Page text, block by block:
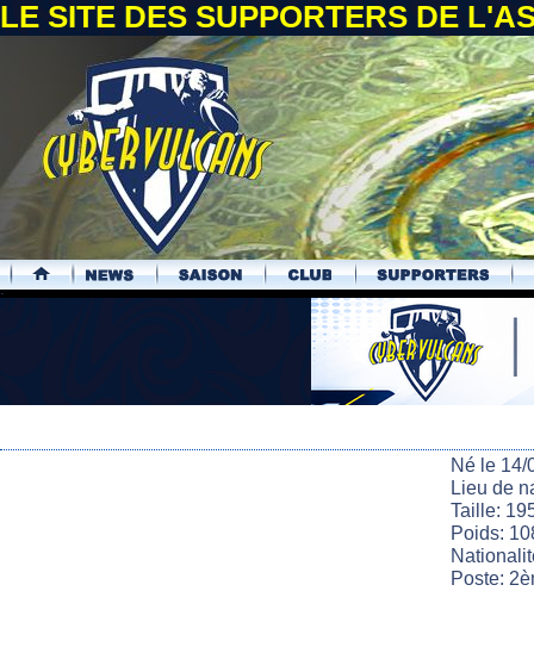
LE SITE DES SUPPORTERS DE
.
Né le 14/
Lieu de
Taille:
Poids:
Poste: